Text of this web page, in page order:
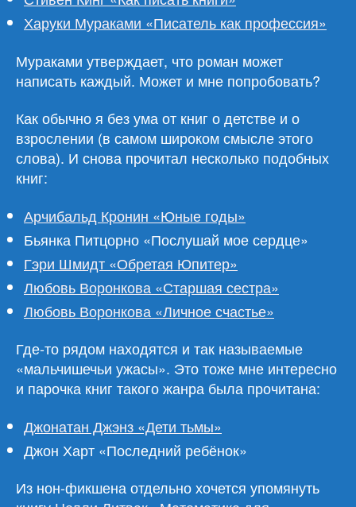
Харуки Мураками «Писатель как профессия»
Мураками утверждает, что роман может
написать каждый. Может и мне попробовать?
Как обычно я без ума от книг о детстве и о
взрослении (в самом широком смысле этого
слова). И снова прочитал несколько подобных
книг:
Арчибальд Кронин «Юные годы»
Бьянка Питцорно «Послушай мое сердце»
Гэри Шмидт «Обретая Юпитер»
Любовь Воронкова «Старшая сестра»
Любовь Воронкова «Личное счастье»
Где-то рядом находятся и так называемые
«мальчишечьи ужасы». Это тоже мне интересно
и парочка книг такого жанра была прочитана:
Джонатан Джэнз «Дети тьмы»
Джон Харт «Последний ребёнок»
Из нон-фикшена отдельно хочется упомянуть